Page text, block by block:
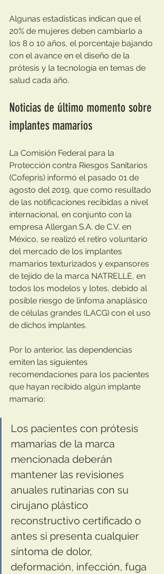
Algunas estadísticas indican que el
20% de mujeres deben cambiarlo a
los 8 o 10 años, el porcentaje bajando
con el avance en el diseño de la
prótesis y la tecnología en temas de
salud cada año.
Noticias de último momento sobre
implantes mamarios
La Comisión Federal para la
Protección contra Riesgos Sanitarios
(Cofepris) informó el pasado 01 de
agosto del 2019, que como resultado
de las notificaciones recibidas a nivel
internacional, en conjunto con la
empresa Allergan S.A. de C.V. en
México, se realizó el retiro voluntario
del mercado de los implantes
mamarios texturizados y expansores
de tejido de la marca NATRELLE, en
todos los modelos y lotes, debido al
posible riesgo de linfoma anaplásico
de células grandes (LACG) con el uso
de dichos implantes.
Por lo anterior, las dependencias
emiten las siguientes
recomendaciones para los pacientes
que hayan recibido algún implante
mamario:
Los pacientes con prótesis
mamarias de la marca
mencionada deberán
mantener las revisiones
anuales rutinarias con su
cirujano plástico
reconstructivo certificado o
antes si presenta cualquier
síntoma de dolor,
deformación, infección, fuga